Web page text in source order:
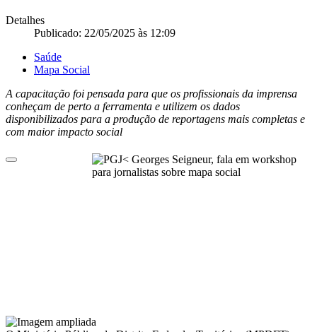
Detalhes
Publicado: 22/05/2025 às 12:09
Saúde
Mapa Social
A capacitação foi pensada para que os profissionais da imprensa
conheçam de perto a ferramenta e utilizem os dados
disponibilizados para a produção de reportagens mais completas e
com maior impacto social